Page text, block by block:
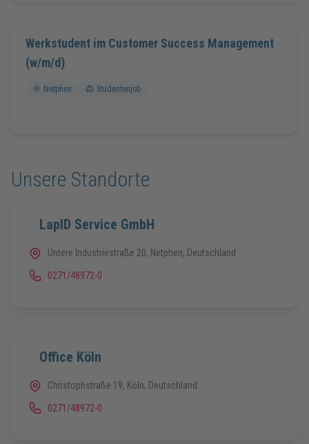
Werkstudent im Customer Success Management
(w/m/d)
Netphen Studentenjob
Unsere Standorte
LapID Service GmbH
Untere Industriestraße 20, Netphen, Deutschland
0271/48972-0
Office Köln
Christophstraße 19, Köln, Deutschland
0271/48972-0